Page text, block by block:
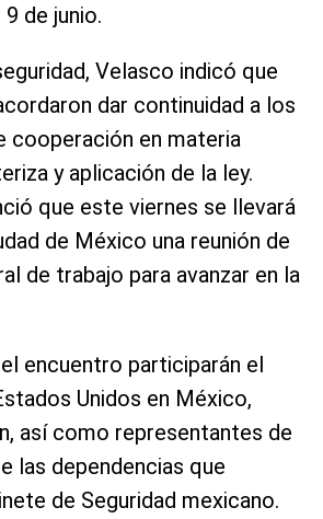
de junio.
Velasco indicó que
dar continuidad a los
cooperación en materia
y aplicación de la ley.
que este viernes se llevará
de México una reunión de
de trabajo para avanzar en la
encuentro participarán el
Unidos en México,
así como representantes de
las dependencias que
de Seguridad mexicano.